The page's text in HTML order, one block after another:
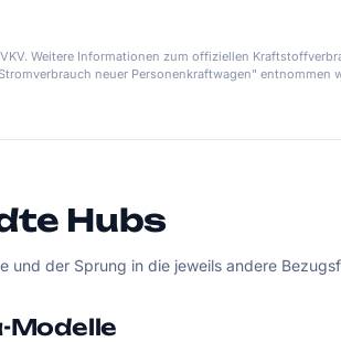
Weitere Informationen zum offiziellen
neuer Personenkraftwagen" entnommen
Hubs
und der Sprung in die jeweils andere
Modelle